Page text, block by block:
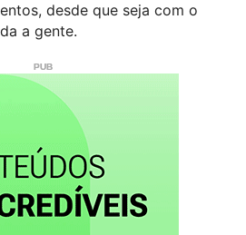
desde que seja com o
a gente.